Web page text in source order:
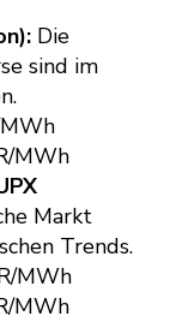
Die
sind im
MWh
Markt
Trends.
MWh
MWh